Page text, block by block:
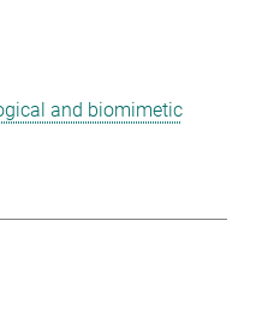
and biomimetic